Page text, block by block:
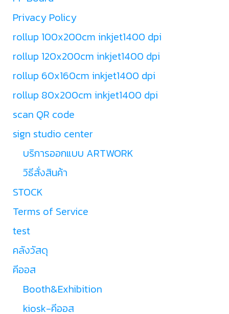
Privacy Policy
rollup 100x200cm inkjet1400 dpi
rollup 120x200cm inkjet1400 dpi
rollup 60x160cm inkjet1400 dpi
rollup 80x200cm inkjet1400 dpi
scan QR code
sign studio center
บริการออกแบบ ARTWORK
วิธีสั่งสินค้า
STOCK
Terms of Service
test
คลังวัสดุ
คีออส
Booth&Exhibition
kiosk-คีออส